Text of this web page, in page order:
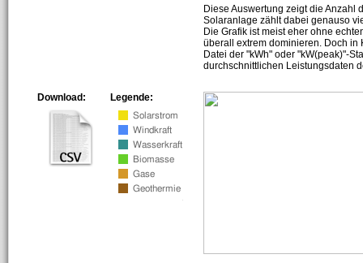
Diese Auswertung zeigt die Anzahl
Solaranlage zählt dabei genauso
Die Grafik ist meist eher ohne
überall extrem dominieren. Doch in
Datei der "kWh" oder "kW(peak)"-
durchschnittlichen Leistungsdaten
Legende:
Download: